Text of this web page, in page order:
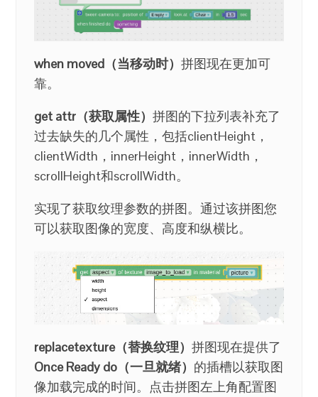
when moved（当移动时）拼图现在更加可
靠。
get attr（获取属性）拼图的下拉列表补充了
过去缺失的几个属性，包括clientHeight，
clientWidth，innerHeight，innerWidth，
scrollHeight和scrollWidth。
实现了获取纹理参数的拼图。通过该拼图您
可以获取图像的宽度、高度和纵横比。
replacetexture（替换纹理）拼图现在提供了
Once Ready do（一旦就绪） 的插槽以获取图
像加载完成的时间。点击拼图左上角配置图